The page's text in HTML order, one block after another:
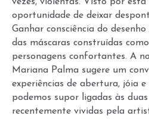
oportunidade de deixar
Ganhar consciência do
das máscaras construídas
personagens confortantes. A
Mariana Palma sugere um
experiências de abertura, jóia
podemos supor ligadas às
recentemente vividas pela